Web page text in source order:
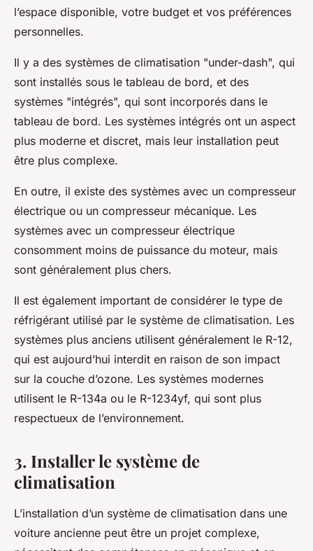
l’espace disponible, votre budget et vos préférences
personnelles.
Il y a des systèmes de climatisation "under-dash", qui
sont installés sous le tableau de bord, et des
systèmes "intégrés", qui sont incorporés dans le
tableau de bord. Les systèmes intégrés ont un aspect
plus moderne et discret, mais leur installation peut
être plus complexe.
En outre, il existe des systèmes avec un compresseur
électrique ou un compresseur mécanique. Les
systèmes avec un compresseur électrique
consomment moins de puissance du moteur, mais
sont généralement plus chers.
Il est également important de considérer le type de
réfrigérant utilisé par le système de climatisation. Les
systèmes plus anciens utilisent généralement le R-12,
qui est aujourd’hui interdit en raison de son impact
sur la couche d’ozone. Les systèmes modernes
utilisent le R-134a ou le R-1234yf, qui sont plus
respectueux de l’environnement.
3. Installer le système de
climatisation
L’installation d’un système de climatisation dans une
voiture ancienne peut être un projet complexe,